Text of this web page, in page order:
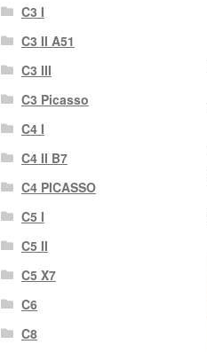
C3 I
C3 II A51
C3 III
C3 Picasso
C4 I
C4 II B7
C4 PICASSO
C5 I
C5 II
C5 X7
C6
C8